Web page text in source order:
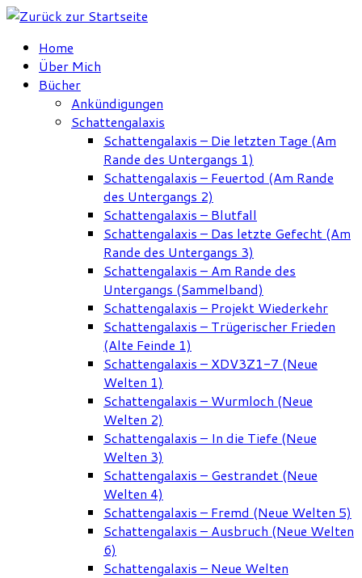
Zum
springenHome
Über Mich
Bücher
Ankündigungen
Schattengalaxis
Schattengalaxis – Die letzten Tage (Am
Rande des Untergangs 1)
Schattengalaxis – Feuertod (Am Rande
des Untergangs 2)
Schattengalaxis – Blutfall
Schattengalaxis – Das letzte Gefecht (Am
Rande des Untergangs 3)
Schattengalaxis – Am Rande des
Untergangs (Sammelband)
Schattengalaxis – Projekt Wiederkehr
Schattengalaxis – Trügerischer Frieden
(Alte Feinde 1)
Schattengalaxis – XDV3Z1-7 (Neue
Welten 1)
Schattengalaxis – Wurmloch (Neue
Welten 2)
Schattengalaxis – In die Tiefe (Neue
Welten 3)
Schattengalaxis – Gestrandet (Neue
Welten 4)
Schattengalaxis – Fremd (Neue Welten 5)
Schattengalaxis – Ausbruch (Neue Welten
6)
Schattengalaxis – Neue Welten